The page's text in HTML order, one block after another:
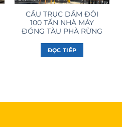
CẦU TRỤC DẦM ĐÔI
100 TẤN NHÀ MÁY
ĐÓNG TÀU PHÀ RỪNG
ĐỌC TIẾP